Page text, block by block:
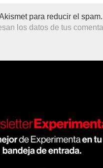
para reducir el
los datos de tus